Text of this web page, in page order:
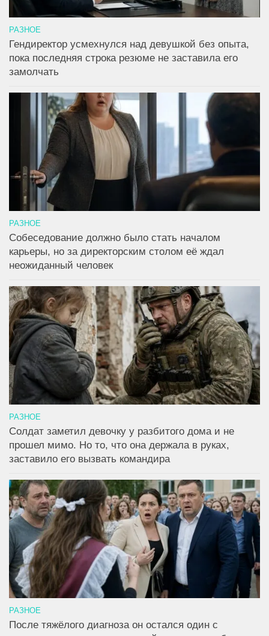
РАЗНОЕ
Гендиректор усмехнулся над девушкой без опыта,
пока последняя строка резюме не заставила его
замолчать
РАЗНОЕ
Собеседование должно было стать началом
карьеры, но за директорским столом её ждал
неожиданный человек
РАЗНОЕ
Солдат заметил девочку у разбитого дома и не
прошел мимо. Но то, что она держала в руках,
заставило его вызвать командира
РАЗНОЕ
После тяжёлого диагноза он остался один с